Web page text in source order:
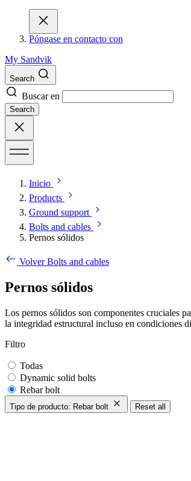
Póngase en contacto con
My Sandvik
Search
Buscar en
Search
Inicio
Products
Ground support
Bolts and cables
Pernos sólidos
Volver Bolts and cables
Pernos sólidos
Los pernos sólidos son componentes cruciales
la integridad estructural incluso en condiciones
Filtro
Todas
Dynamic solid bolts
Rebar bolt
Tipo de producto: Rebar bolt Reset all